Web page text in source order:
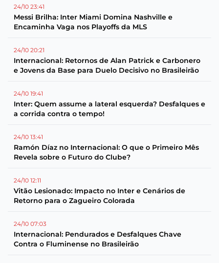
24/10 23:41
Messi Brilha: Inter Miami Domina Nashville e
Encaminha Vaga nos Playoffs da MLS
24/10 20:21
Internacional: Retornos de Alan Patrick e Carbonero
e Jovens da Base para Duelo Decisivo no Brasileirão
24/10 19:41
Inter: Quem assume a lateral esquerda? Desfalques e
a corrida contra o tempo!
24/10 13:41
Ramón Díaz no Internacional: O que o Primeiro Mês
Revela sobre o Futuro do Clube?
24/10 12:11
Vitão Lesionado: Impacto no Inter e Cenários de
Retorno para o Zagueiro Colorada
24/10 07:03
Internacional: Pendurados e Desfalques Chave
Contra o Fluminense no Brasileirão